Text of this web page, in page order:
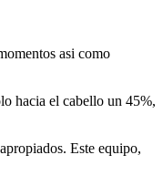
asi­ como
hacia el cabello un 45%,
Este equipo,